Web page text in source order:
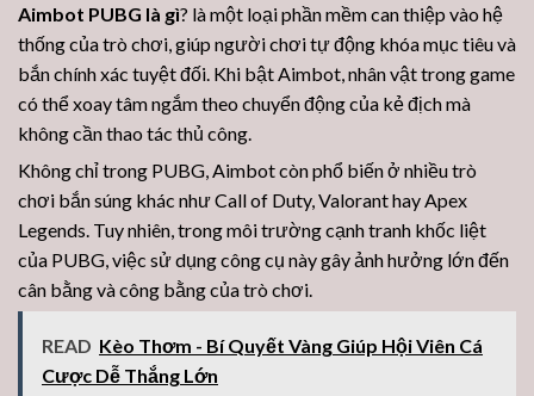
Aimbot PUBG là gì? là một loại phần mềm can thiệp vào hệ
thống của trò chơi, giúp người chơi tự động khóa mục tiêu và
bắn chính xác tuyệt đối. Khi bật Aimbot, nhân vật trong game
có thể xoay tâm ngắm theo chuyển động của kẻ địch mà
không cần thao tác thủ công.
Không chỉ trong PUBG, Aimbot còn phổ biến ở nhiều trò
chơi bắn súng khác như Call of Duty, Valorant hay Apex
Legends. Tuy nhiên, trong môi trường cạnh tranh khốc liệt
của PUBG, việc sử dụng công cụ này gây ảnh hưởng lớn đến
cân bằng và công bằng của trò chơi.
READ Kèo Thơm - Bí Quyết Vàng Giúp Hội Viên Cá
Cược Dễ Thắng Lớn